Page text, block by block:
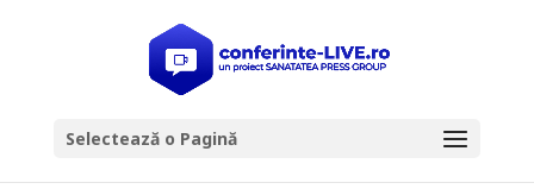
Selectează o Pagină